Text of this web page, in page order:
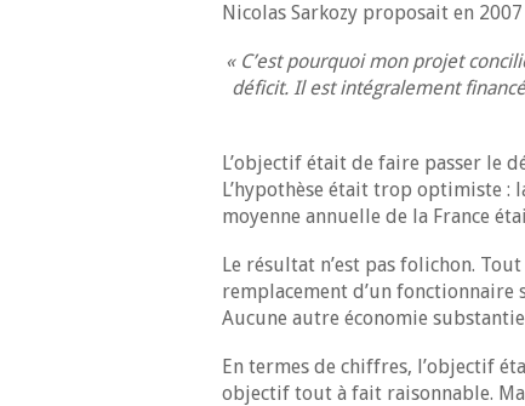
Nicolas Sarkozy proposait en
« C’est pourquoi mon projet
déficit. Il est intégralement
L’objectif était de faire passer le
L’hypothèse était trop optimiste :
moyenne annuelle de la France
Le résultat n’est pas folichon.
remplacement d’un fonctionnaire
Aucune autre économie
En termes de chiffres, l’objectif
objectif tout à fait raisonnable.